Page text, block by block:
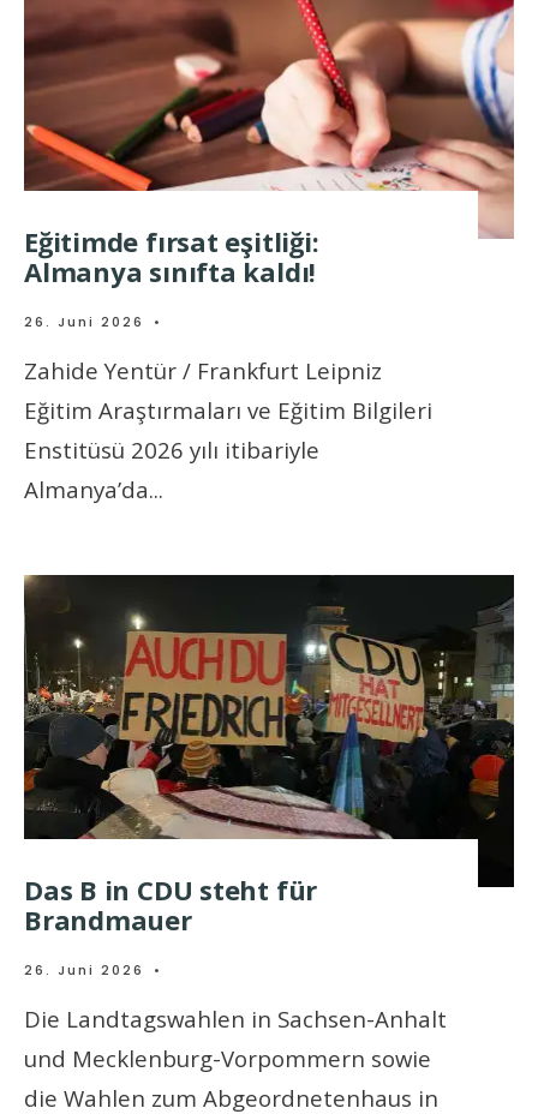
Eğitimde fırsat eşitliği:
Almanya sınıfta kaldı!
26. Juni 2026 •
Zahide Yentür / Frankfurt Leipniz
Eğitim Araştırmaları ve Eğitim Bilgileri
Enstitüsü 2026 yılı itibariyle
Almanya’da...
Das B in CDU steht für
Brandmauer
26. Juni 2026 •
Die Landtagswahlen in Sachsen-Anhalt
und Mecklenburg-Vorpommern sowie
die Wahlen zum Abgeordnetenhaus in